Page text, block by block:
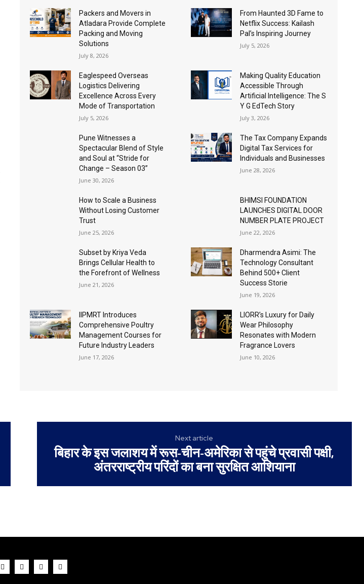
Packers and Movers in
Atladara Provide Complete
Packing and Moving
Solutions
July 8, 2026
From Haunted 3D Fame to
Netflix Success: Kailash
Pal’s Inspiring Journey
July 5, 2026
Eaglespeed Overseas
Logistics Delivering
Excellence Across Every
Mode of Transportation
July 5, 2026
Making Quality Education
Accessible Through
Artificial Intelligence: The S
Y G EdTech Story
July 3, 2026
Pune Witnesses a
Spectacular Blend of Style
and Soul at “Stride for
Change – Season 03”
June 30, 2026
The Tax Company Expands
Digital Tax Services for
Individuals and Businesses
June 28, 2026
How to Scale a Business
Without Losing Customer
Trust
June 25, 2026
BHIMSI FOUNDATION
LAUNCHES DIGITAL DOOR
NUMBER PLATE PROJECT
June 22, 2026
Subset by Kriya Veda
Brings Cellular Health to
the Forefront of Wellness
June 21, 2026
Dharmendra Asimi: The
Technology Consultant
Behind 500+ Client
Success Storie
June 19, 2026
IIPMRT Introduces
Comprehensive Poultry
Management Courses for
Future Industry Leaders
June 17, 2026
LIORR’s Luxury for Daily
Wear Philosophy
Resonates with Modern
Fragrance Lovers
June 10, 2026
Next article
बिहार के इस जलाशय में रूस-चीन-अमेरिका से पहुंचे प्रवासी पक्षी,
अंतरराष्ट्रीय परिंदों का बना सुरक्षित आशियाना